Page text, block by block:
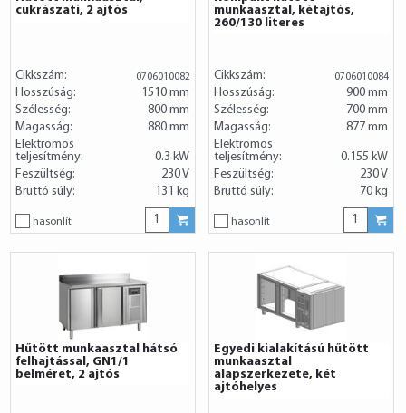
cukrászati, 2 ajtós
Cikkszám: 0706010082
Hosszúság:
1510 mm
Szélesség:
800 mm
Magasság:
880 mm
Elektromos
teljesítmény:
0.3 kW
Feszültség:
230 V
Bruttó súly:
131 kg
hasonlít
munkaasztal, kétajtós,
260/130 literes
Cikkszám: 0706010084
Hosszúság:
900 mm
Szélesség:
700 mm
Magasság:
877 mm
Elektromos
teljesítmény:
0.155 kW
Feszültség:
230 V
Bruttó súly:
70 kg
hasonlít
Hűtött munkaasztal hátsó
felhajtással, GN1/1
belméret, 2 ajtós
Egyedi kialakítású hűtött
munkaasztal
alapszerkezete, két
ajtóhelyes